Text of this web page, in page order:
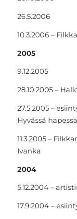
26.5.2006
10.3.2006 –
2005
9.12.2005
28.10.2005 –
27.5.2005 –
Hyvässä
11.3.2005 –
Ivanka
2004
5.12.2004 –
17.9.2004 –